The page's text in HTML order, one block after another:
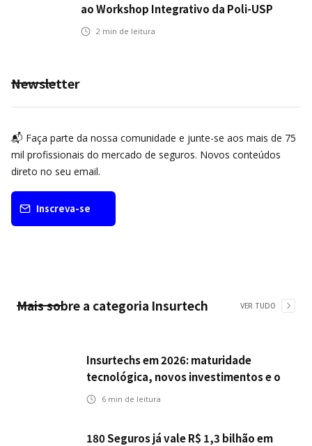
ao Workshop Integrativo da Poli-USP
2 min de leitura
Newsletter
📬 Faça parte da nossa comunidade e junte-se aos mais de 75
mil profissionais do mercado de seguros. Novos conteúdos
direto no seu email.
Inscreva-se
Mais sobre a categoria Insurtech VER TUDO
Insurtechs em 2026: maturidade
tecnológica, novos investimentos e o
teste da resiliência
6 min de leitura
180 Seguros já vale R$ 1,3 bilhão em